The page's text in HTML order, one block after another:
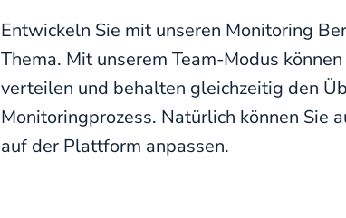
Entwickeln Sie mit unseren Monitoring
Thema. Mit unserem Team-Modus
verteilen und behalten gleichzeitig den
Monitoringprozess. Natürlich können Sie
auf der Plattform anpassen.